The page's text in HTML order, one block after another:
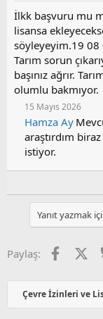
İlkk başvuru mu
lisansa
söyleyeyim.19 08
Tarım sorun
başınız ağrır.
olumlu bakmıyor.
15 Mayıs 2026
Hamza Ay
araştırdım
istiyor.
Yanıt yazmak
Paylaş:
Çevre İzinleri ve